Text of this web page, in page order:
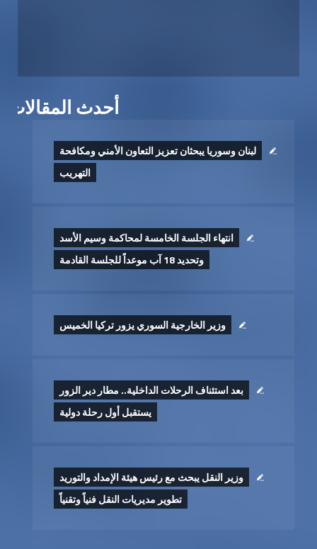
أحدث المقالات
لبنان وسوريا يبحثان تعزيز التعاون الأمني ومكافحة
التهريب
انتهاء الجلسة الخامسة لمحاكمة وسيم الأسد
وتحديد 18 آب موعداً للجلسة القادمة
وزير الخارجية السوري يزور تركيا الخميس
بعد استئناف الرحلات الداخلية.. مطار دير الزور
يستقبل أول رحلة دولية
وزير النقل يبحث مع رئيس هيئة الإمداد والتوريد
تطوير ‏مديريات النقل فنياً وتقنياً